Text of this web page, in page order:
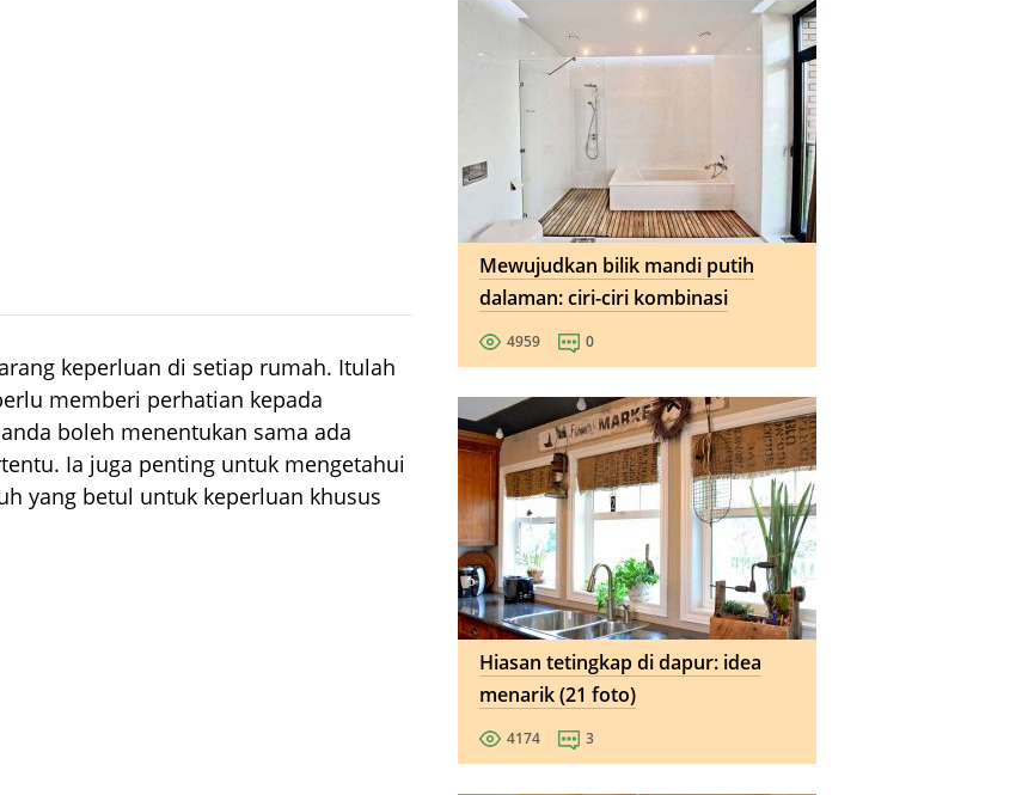
keperluan di setiap rumah. Itulah
memberi perhatian kepada
boleh menentukan sama ada
Ia juga penting untuk mengetahui
yang betul untuk keperluan khusus
Mewujudkan bilik mandi putih
dalaman: ciri-ciri kombinasi
4959 0
Hiasan tetingkap di dapur: idea
menarik (21 foto)
4174 3